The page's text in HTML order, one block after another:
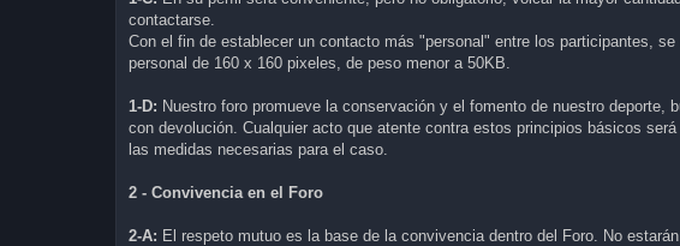
contactarse.
Con el fin de establecer un contacto más "personal" entre los participantes,
personal de 160 x 160 pixeles, de peso menor a 50KB.
1-D: Nuestro foro promueve la conservación y el fomento de nuestro
con devolución. Cualquier acto que atente contra estos principios básicos
las medidas necesarias para el caso.
2 - Convivencia en el Foro
2-A: El respeto mutuo es la base de la convivencia dentro del Foro. No